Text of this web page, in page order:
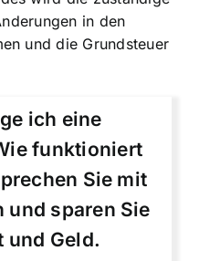
in den
und die Grundsteuer
ich eine
funktioniert
Sie mit
und sparen Sie
und Geld.